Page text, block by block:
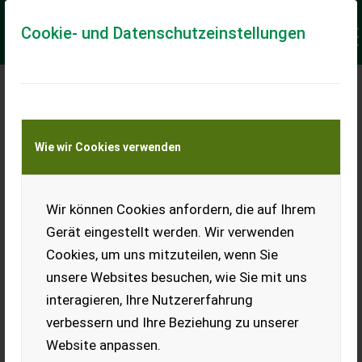
Cookie- und Datenschutzeinstellungen
Wie wir Cookies verwenden
Wir können Cookies anfordern, die auf Ihrem
Gerät eingestellt werden. Wir verwenden
Cookies, um uns mitzuteilen, wenn Sie
unsere Websites besuchen, wie Sie mit uns
interagieren, Ihre Nutzererfahrung
verbessern und Ihre Beziehung zu unserer
Website anpassen.
SUCHEN, FINDEN UND
INSERIEREN MIT DER
LANDWIRT.COM APP
FÜR ANDROID